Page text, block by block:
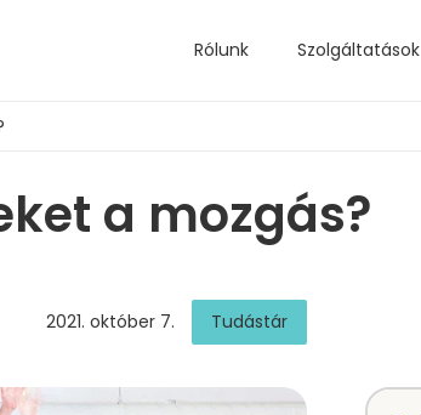
Rólunk Szolgáltatások
a mozgás?
2021. október 7. Tudástár